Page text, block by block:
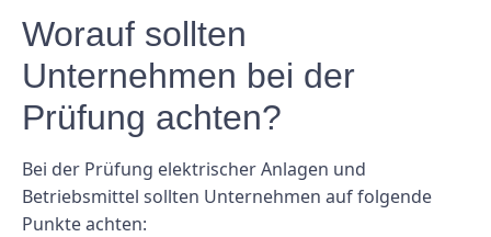
Worauf sollten
Unternehmen bei der
Prüfung achten?
Bei der Prüfung elektrischer Anlagen und
Betriebsmittel sollten Unternehmen auf folgende
Punkte achten: